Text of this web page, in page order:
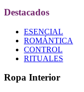
Destacados
ESENCIAL
ROMÁNTICA
CONTROL
RITUALES
Ropa Interior